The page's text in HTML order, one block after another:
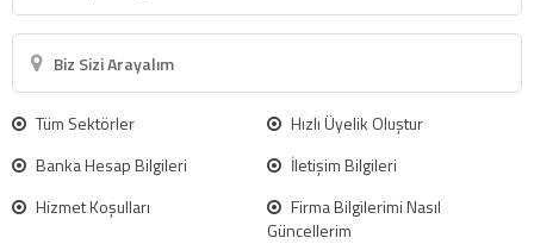
Biz Sizi Arayalım
Tüm Sektörler
Hızlı Üyelik Oluştur
Banka Hesap Bilgileri
İletişim Bilgileri
Hizmet Koşulları
Firma Bilgilerimi Nasıl
Güncellerim